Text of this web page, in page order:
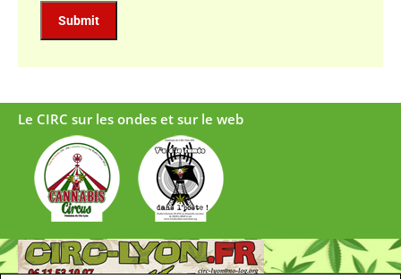
Le CIRC sur les ondes et sur le web